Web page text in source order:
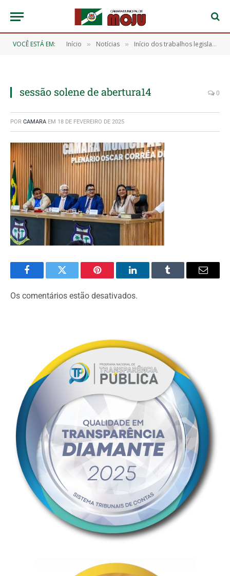
VOCÊ ESTÁ EM: Início » Notícias » Início dos trabalhos legislativos de 2025
sessão solene de abertura14 0
POR CAMARA EM 18 DE FEVEREIRO DE 2025
FacebookTwitter Pinterest O
LinkedIn
Tumblr
E-
Os comentários estão desativados.